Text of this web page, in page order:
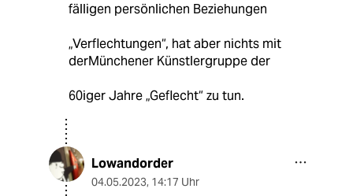
fälligen persönlichen Beziehungen
„Verflechtungen“, hat aber nichts mit
derMünchener Künstlergruppe der
60iger Jahre „Geflecht“ zu tun.
Lowandorder
04.05.2023, 14:17 Uhr